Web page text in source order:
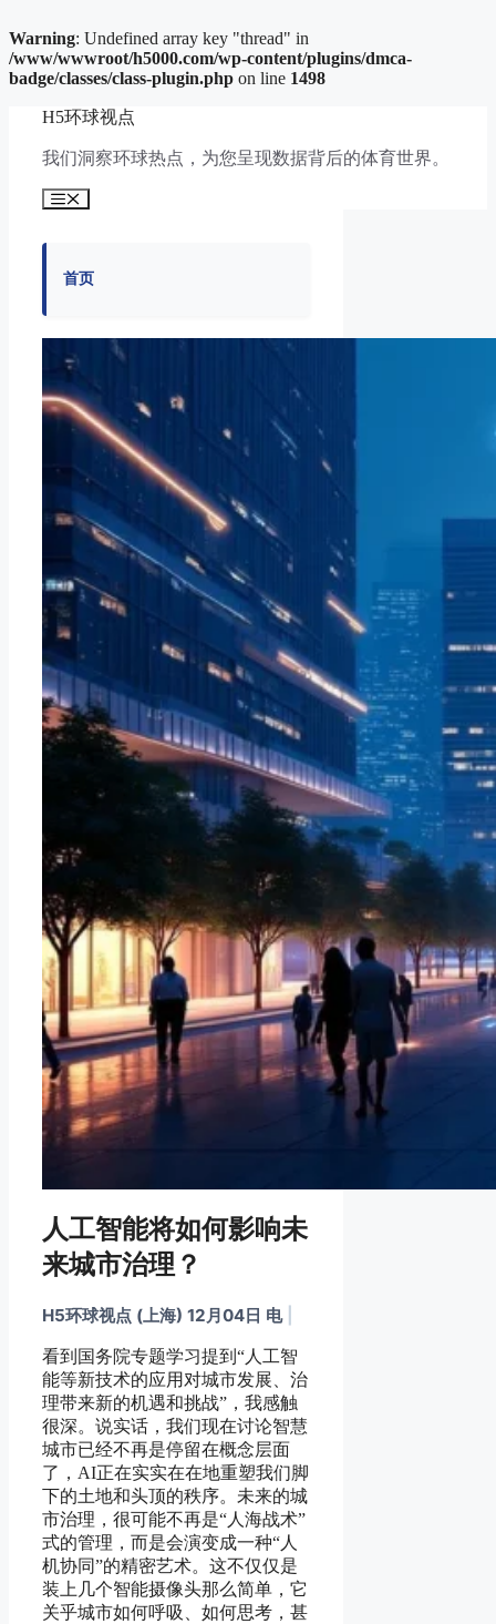
Warning: Undefined array key "thread" in
/www/wwwroot/h5000.com/wp-content/plugins/dmca-
badge/classes/class-plugin.php on line 1498
H5环球视点
我们洞察环球热点，为您呈现数据背后的体育世界。
菜
首页
人工智能将如何影响未
来城市治理？
H5环球视点 (上海) 12月04日 电
看到国务院专题学习提到“人工智
能等新技术的应用对城市发展、治
理带来新的机遇和挑战”，我感触
很深。说实话，我们现在讨论智慧
城市已经不再是停留在概念层面
了，AI正在实实在在地重塑我们脚
下的土地和头顶的秩序。未来的城
市治理，很可能不再是“人海战术”
式的管理，而是会演变成一种“人
机协同”的精密艺术。这不仅仅是
装上几个智能摄像头那么简单，它
关乎城市如何呼吸、如何思考，甚